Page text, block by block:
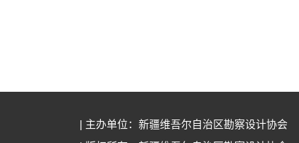
| 主办单位：新疆维吾尔自治区勘察设计协会